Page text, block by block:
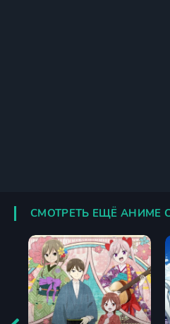
СМОТРЕТЬ ЕЩЁ АНИМЕ